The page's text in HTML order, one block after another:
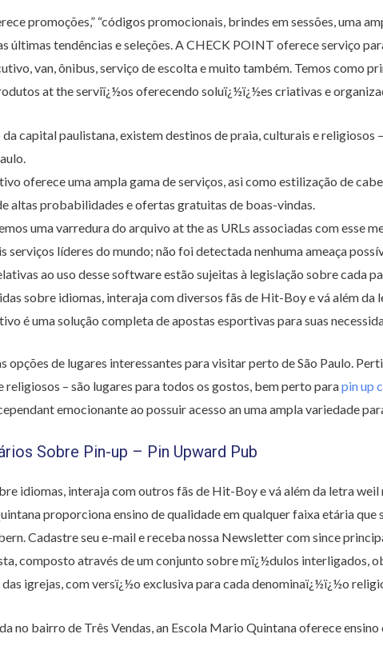
promoções,” “códigos promocionais, brindes em sessões, uma
últimas tendências e seleções. A CHECK POINT oferece serviço
van, ônibus, serviço de escolta e muito também. Temos como
at the serviï¿½os oferecendo soluï¿½ï¿½es criativas e
capital paulistana, existem destinos de praia, culturais e religiosos
oferece uma ampla gama de serviços, asi como estilização de
altas probabilidades e ofertas gratuitas de boas-vindas.
uma varredura do arquivo at the as URLs associadas com esse
serviços líderes do mundo; não foi detectada nenhuma ameaça
ao uso desse software estão sujeitas à legislação sobre cada
sobre idiomas, interaja com diversos fãs de Hit-Boy e vá além da
é uma solução completa de apostas esportivas para suas
opções de lugares interessantes para visitar perto de São Paulo.
religiosos – são lugares para todos os gostos, bem perto parapin up
emocionante ao possuir acesso an uma ampla variedade
Sobre Pin-up – Pin Upward Pub
idiomas, interaja com outros fãs de Hit-Boy e vá além da letra weil
proporciona ensino de qualidade em qualquer faixa etária que
Cadastre seu e-mail e receba nossa Newsletter com since
composto através de um conjunto sobre mï¿½dulos interligados,
igrejas, com versï¿½o exclusiva para cada denominaï¿½ï¿½o
no bairro de Três Vendas, an Escola Mario Quintana oferece